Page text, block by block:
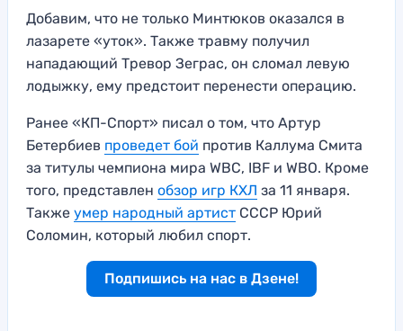
Добавим, что не только Минтюков оказался в
лазарете «уток». Также травму получил
нападающий Тревор Зеграс, он сломал левую
лодыжку, ему предстоит перенести операцию.
Ранее «КП-Спорт» писал о том, что Артур
Бетербиев проведет бой против Каллума Смита
за титулы чемпиона мира WBC, IBF и WBO. Кроме
того, представлен обзор игр КХЛ за 11 января.
Также умер народный артист СССР Юрий
Соломин, который любил спорт.
Подпишись на нас в Дзене!